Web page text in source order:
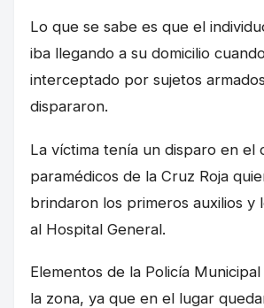
Lo que se sabe es que el
iba llegando a su domicilio
interceptado por sujetos
dispararon.
La víctima tenía un disparo en el
paramédicos de la Cruz Roja
brindaron los primeros auxilios y
al Hospital General.
Elementos de la Policía
la zona, ya que en el lugar